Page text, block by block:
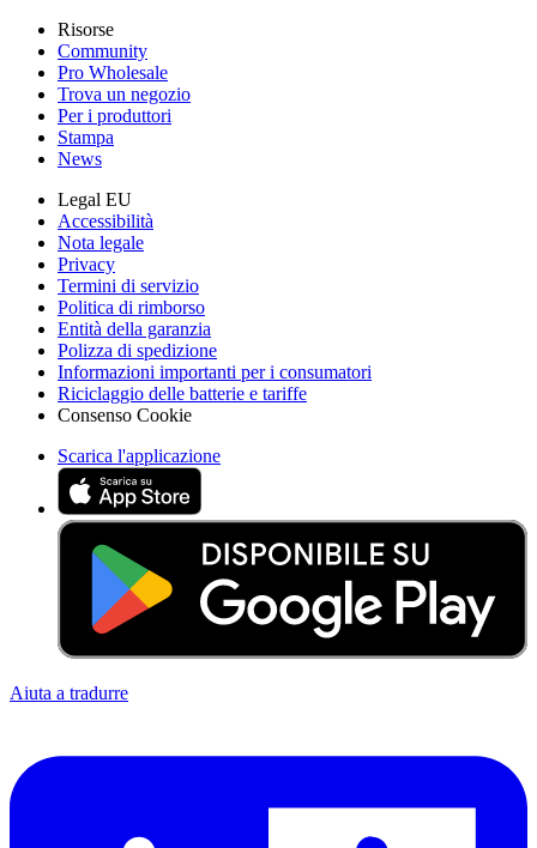
Risorse
Community
Pro Wholesale
Trova un negozio
Per i produttori
Stampa
News
Legal EU
Accessibilità
Nota legale
Privacy
Termini di servizio
Politica di rimborso
Entità della garanzia
Polizza di spedizione
Informazioni importanti per i consumatori
Riciclaggio delle batterie e tariffe
Consenso Cookie
Scarica l'applicazione
Aiuta a tradurre